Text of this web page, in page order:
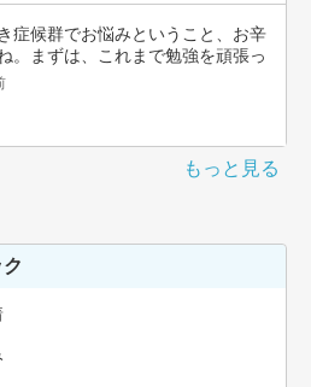
症候群でお悩みということ、お辛
。まずは、これまで勉強を頑張っ
…
もっと見る
ク